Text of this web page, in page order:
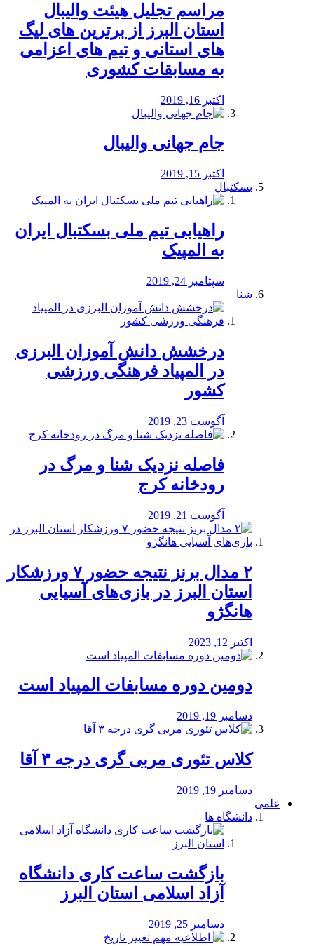
مراسم تجلیل هیئت والیبال
استان البرز از برترین های لیگ
های استانی و تیم های اعزامی
به مسابقات کشوری
اکتبر 16, 2019
جام جهانی والیبال
اکتبر 15, 2019
بسکتبال
راهیابی تیم ملی بسکتبال ایران
به المپیک
سپتامبر 24, 2019
شنا
درخشش دانش آموزان البرزی
در المپیاد فرهنگی ورزشی
کشور
آگوست 23, 2019
️فاصله نزدیک شنا و مرگ در
رودخانه کرج
آگوست 21, 2019
۲ مدال برنز نتیجه حضور ۷ ورزشکار
استان البرز در بازی‌های آسیایی
هانگژو
اکتبر 12, 2023
دومین دوره مسابفات المپیاد است
دسامبر 19, 2019
کلاس تئوری مربی گری درجه ۳ آقا
دسامبر 19, 2019
علمی
دانشگاه ها
بازگشت ساعت کاری دانشگاه
آزاد اسلامی استان البرز
دسامبر 25, 2019